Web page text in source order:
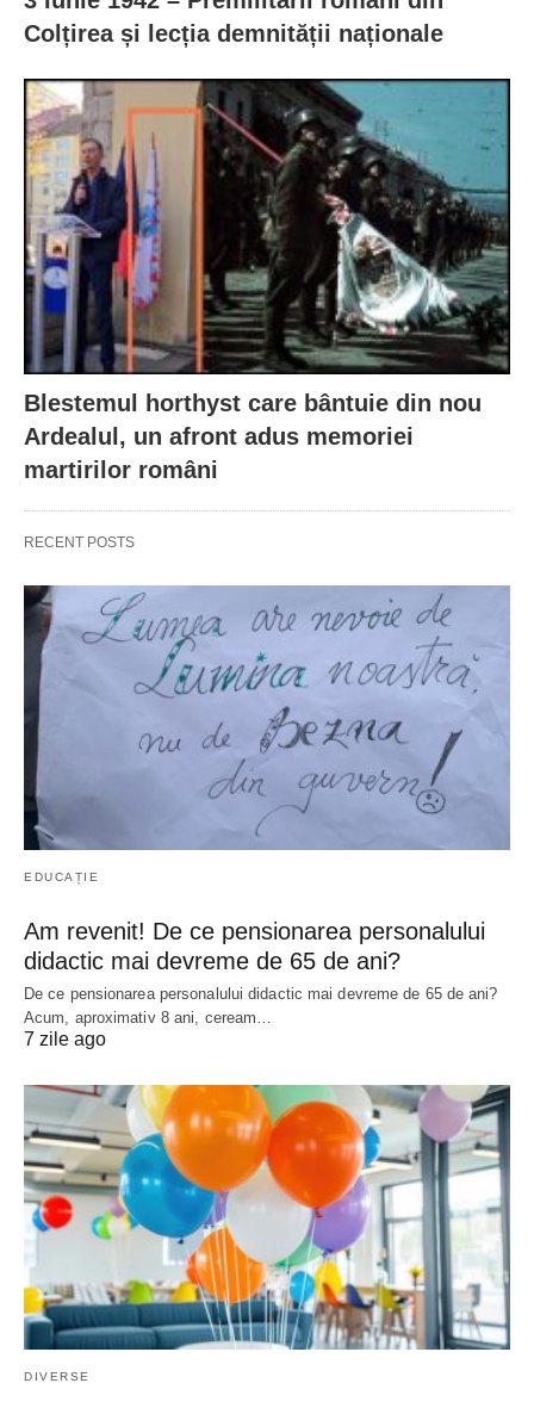
Colțirea și lecția demnității naționale
Blestemul horthyst care bântuie din nou
Ardealul, un afront adus memoriei
martirilor români
RECENT POSTS
EDUCAȚIE
Am revenit! De ce pensionarea personalului
didactic mai devreme de 65 de ani?
De ce pensionarea personalului didactic mai devreme de 65 de ani?
Acum, aproximativ 8 ani, ceream…
7 zile ago
DIVERSE